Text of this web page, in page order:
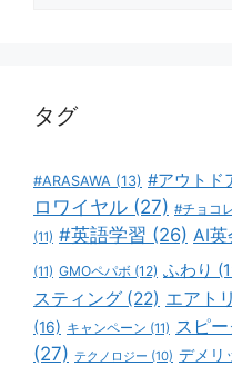
タグ
#ARASAWA (13) #アウトド
ロワイヤル (27) #チョコ
(11) #英語学習 (26) AI英
(11) GMOペパボ (12) ふわり
スティング (22) エアトリ
(16) キャンペーン (11) スピ
(27) テクノロジー (10) デメリ